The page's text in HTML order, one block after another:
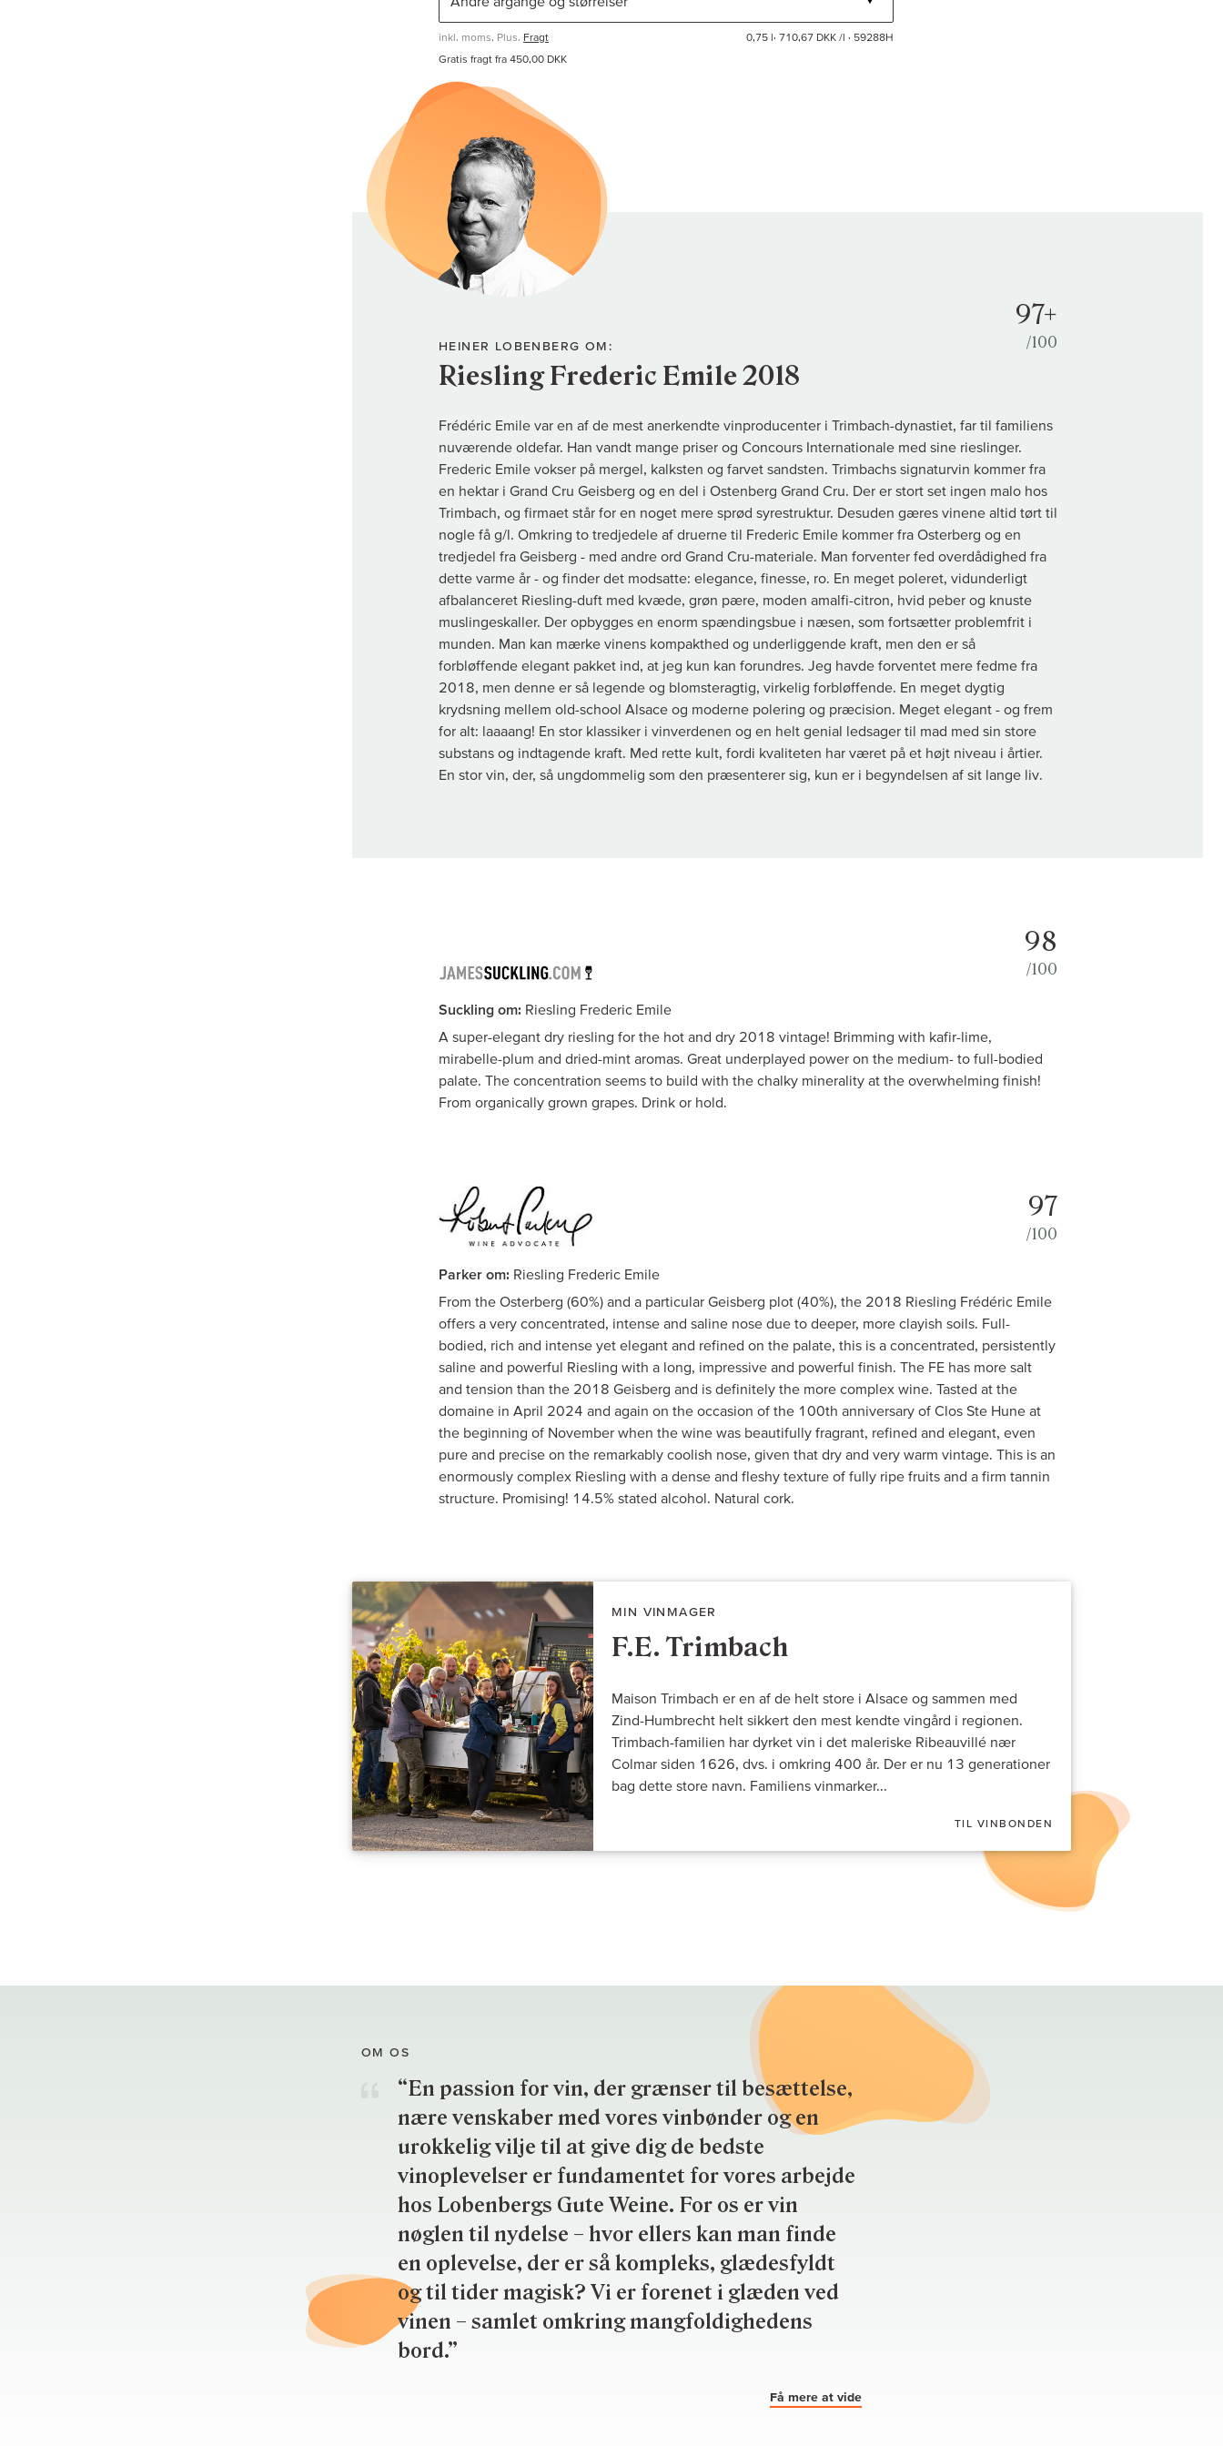
inkl. moms, Plus. Fragt 0,75 l· 710,67 DKK /l · 59288H
Gratis fragt fra 450,00 DKK
HEINER LOBENBERG OM:
Riesling Frederic Emile 2018
97+
/100
Frédéric Emile var en af de mest anerkendte vinproducenter i Trimbach-dynastiet, far til familiens
nuværende oldefar. Han vandt mange priser og Concours Internationale med sine rieslinger.
Frederic Emile vokser på mergel, kalksten og farvet sandsten. Trimbachs signaturvin kommer fra
en hektar i Grand Cru Geisberg og en del i Ostenberg Grand Cru. Der er stort set ingen malo hos
Trimbach, og firmaet står for en noget mere sprød syrestruktur. Desuden gæres vinene altid tørt til
nogle få g/l. Omkring to tredjedele af druerne til Frederic Emile kommer fra Osterberg og en
tredjedel fra Geisberg - med andre ord Grand Cru-materiale. Man forventer fed overdådighed fra
dette varme år - og finder det modsatte: elegance, finesse, ro. En meget poleret, vidunderligt
afbalanceret Riesling-duft med kvæde, grøn pære, moden amalfi-citron, hvid peber og knuste
muslingeskaller. Der opbygges en enorm spændingsbue i næsen, som fortsætter problemfrit i
munden. Man kan mærke vinens kompakthed og underliggende kraft, men den er så
forbløffende elegant pakket ind, at jeg kun kan forundres. Jeg havde forventet mere fedme fra
2018, men denne er så legende og blomsteragtig, virkelig forbløffende. En meget dygtig
krydsning mellem old-school Alsace og moderne polering og præcision. Meget elegant - og frem
for alt: laaaang! En stor klassiker i vinverdenen og en helt genial ledsager til mad med sin store
substans og indtagende kraft. Med rette kult, fordi kvaliteten har været på et højt niveau i årtier.
En stor vin, der, så ungdommelig som den præsenterer sig, kun er i begyndelsen af sit lange liv.
98
/100
Suckling om: Riesling Frederic Emile
A super-elegant dry riesling for the hot and dry 2018 vintage! Brimming with kafir-lime,
mirabelle-plum and dried-mint aromas. Great underplayed power on the medium- to full-bodied
palate. The concentration seems to build with the chalky minerality at the overwhelming finish!
From organically grown grapes. Drink or hold.
97
/100
Parker om: Riesling Frederic Emile
From the Osterberg (60%) and a particular Geisberg plot (40%), the 2018 Riesling Frédéric Emile
offers a very concentrated, intense and saline nose due to deeper, more clayish soils. Full-
bodied, rich and intense yet elegant and refined on the palate, this is a concentrated, persistently
saline and powerful Riesling with a long, impressive and powerful finish. The FE has more salt
and tension than the 2018 Geisberg and is definitely the more complex wine. Tasted at the
domaine in April 2024 and again on the occasion of the 100th anniversary of Clos Ste Hune at
the beginning of November when the wine was beautifully fragrant, refined and elegant, even
pure and precise on the remarkably coolish nose, given that dry and very warm vintage. This is an
enormously complex Riesling with a dense and fleshy texture of fully ripe fruits and a firm tannin
structure. Promising! 14.5% stated alcohol. Natural cork.
MIN VINMAGER
F.E. Trimbach
Maison Trimbach er en af de helt store i Alsace og sammen med
Zind-Humbrecht helt sikkert den mest kendte vingård i regionen.
Trimbach-familien har dyrket vin i det maleriske Ribeauvillé nær
Colmar siden 1626, dvs. i omkring 400 år. Der er nu 13 generationer
bag dette store navn. Familiens vinmarker...
TIL VINBONDEN
OM OS
“En passion for vin, der grænser til besættelse,
nære venskaber med vores vinbønder og en
urokkelig vilje til at give dig de bedste
vinoplevelser er fundamentet for vores arbejde
hos Lobenbergs Gute Weine. For os er vin
nøglen til nydelse – hvor ellers kan man finde
en oplevelse, der er så kompleks, glædesfyldt
og til tider magisk? Vi er forenet i glæden ved
vinen – samlet omkring mangfoldighedens
bord.”
Få mere at vide